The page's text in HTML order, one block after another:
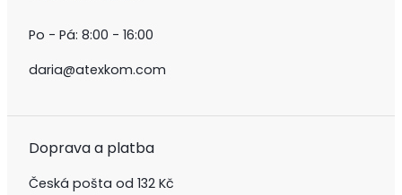
Po - Pá: 8:00 - 16:00
daria@atexkom.com
Doprava a platba
Česká pošta od 132 Kč